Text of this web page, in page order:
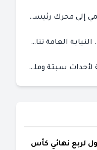
كيف تحول الفضاء الرقمي إلى محرك رئيسي لأحداث الهجرة في سبتة؟
أحداث مليلية المحتلة… النيابة العامة تتابع 50 متورطا في محاولة اقتحام السياح الحدودي بتهم ثقيلة
عاجل : الرواية الرسمية لأحداث سبتة ومليلية المحتلتين (وزارة الداخلية)
لربع نهائي كأس